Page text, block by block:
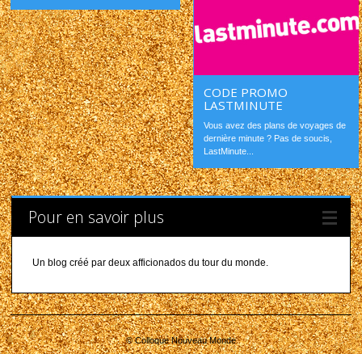
CODE PROMO
LASTMINUTE
Vous avez des plans de voyages de
dernière minute ? Pas de soucis,
LastMinute...
Pour en savoir plus
Un blog créé par deux afficionados du tour du monde.
© Colloque Nouveau Monde